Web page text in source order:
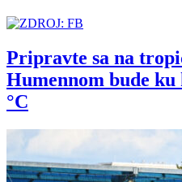
Pripravte sa na
Humennom bude ku
°C